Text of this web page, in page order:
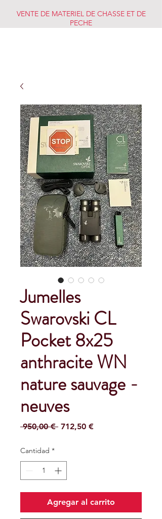
VENTE DE MATERIEL DE CHASSE ET DE
PECHE
Jumelles
Swarovski CL
Pocket 8x25
anthracite WN
nature sauvage -
neuves
950,00 € Precio
712,50 €Precio
Cantidad *
Agregar al carrito